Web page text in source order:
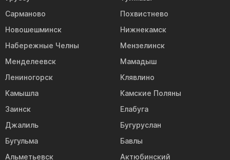
Сарманово
Похвистнево
Новошешминск
Нижнекамск
Набережные Челны
Мензелинск
Менделеевск
Мамадыш
Лениногорск
Клявлино
Камышла
Камские Поляны
Заинск
Елабуга
Джалиль
Бугуруслан
Бугульма
Бавлы
Альметьевск
Актюбинский